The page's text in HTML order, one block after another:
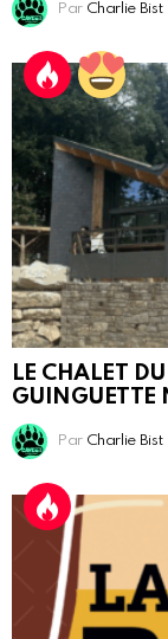
Par Charlie Bist
LE CHALET
GUINGUETTE
Par Charlie Bist